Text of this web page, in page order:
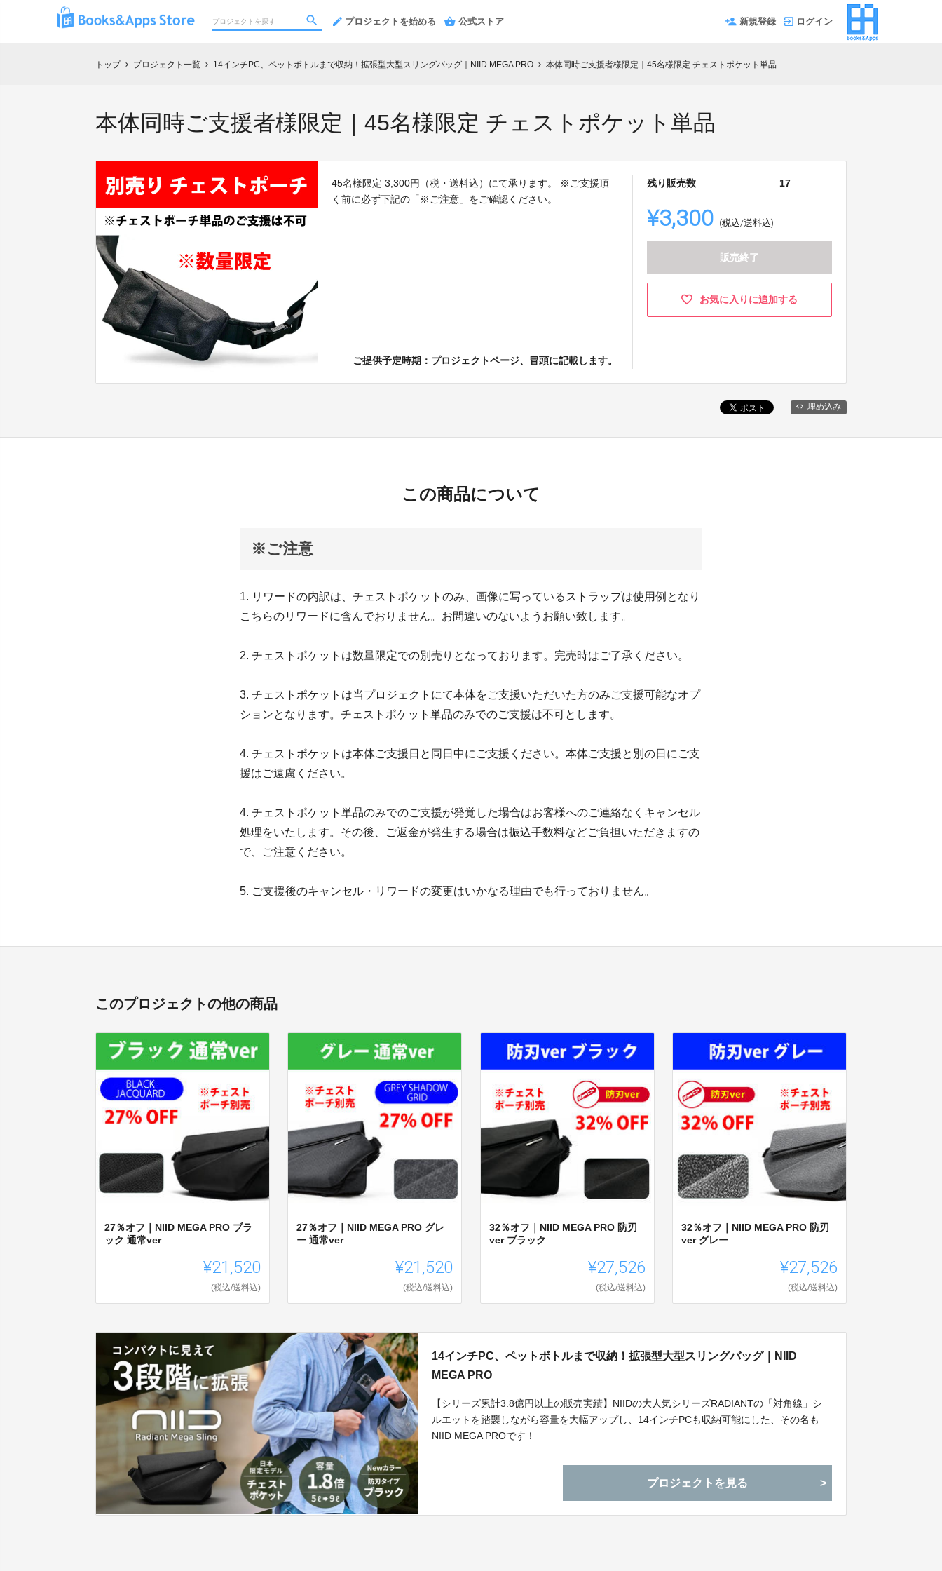
プロジェクトを始める 公式ストア 新規登録 ログイン
トップ chevron_right プロジェクト一覧 chevron_right 14インチPC、ペットボトルまで収納！拡張型大型スリングバッグ｜NIID MEGA PRO chevron_right 本体同時ご支援者様限定｜45名様限定 チェストポケット単品
本体同時ご支援者様限定｜45名様限定 チェストポケット単品
45名様限定 3,300円（税・送料込）にて承ります。 ※ご支援頂
く前に必ず下記の「※ご注意」をご確認ください。
ご提供予定時期：プロジェクトページ、冒頭に記載します。
残り販売数 17
¥3,300 (税込/送料込)
販売終了
お気に入りに追加する
埋め込み
この商品について
※ご注意
1. リワードの内訳は、チェストポケットのみ、画像に写っているストラップは使用例となり
こちらのリワードに含んでおりません。お間違いのないようお願い致します。
2. チェストポケットは数量限定での別売りとなっております。完売時はご了承ください。
3. チェストポケットは当プロジェクトにて本体をご支援いただいた方のみご支援可能なオプ
ションとなります。チェストポケット単品のみでのご支援は不可とします。
4. チェストポケットは本体ご支援日と同日中にご支援ください。本体ご支援と別の日にご支
援はご遠慮ください。
4. チェストポケット単品のみでのご支援が発覚した場合はお客様へのご連絡なくキャンセル
処理をいたします。その後、ご返金が発生する場合は振込手数料などご負担いただきますの
で、ご注意ください。
5. ご支援後のキャンセル・リワードの変更はいかなる理由でも行っておりません。
このプロジェクトの他の商品
27％オフ｜NIID MEGA PRO ブラ
ック 通常ver
¥21,520
(税込/送料込)
27％オフ｜NIID MEGA PRO グレ
ー 通常ver
¥21,520
(税込/送料込)
32％オフ｜NIID MEGA PRO 防刃
ver ブラック
¥27,526
(税込/送料込)
32％オフ｜NIID MEGA PRO 防刃
ver グレー
¥27,526
(税込/送料込)
14インチPC、ペットボトルまで収納！拡張型大型スリングバッグ｜NIID
MEGA PRO
【シリーズ累計3.8億円以上の販売実績】NIIDの大人気シリーズRADIANTの「対角線」シ
ルエットを踏襲しながら容量を大幅アップし、14インチPCも収納可能にした、その名も
NIID MEGA PROです！
プロジェクトを見る